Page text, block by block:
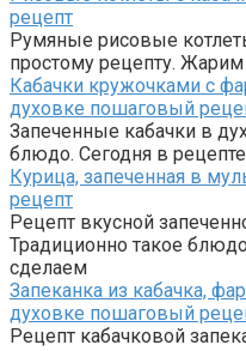
рецепт
Румяные рисовые
простому рецепту.
Кабачки кружочками с
духовке пошаговый
Запеченные кабачки в
блюдо. Сегодня в
Курица, запеченная в
рецепт
Рецепт вкусной
Традиционно такое
сделаем
Запеканка из кабачка,
духовке пошаговый
Рецепт кабачковой